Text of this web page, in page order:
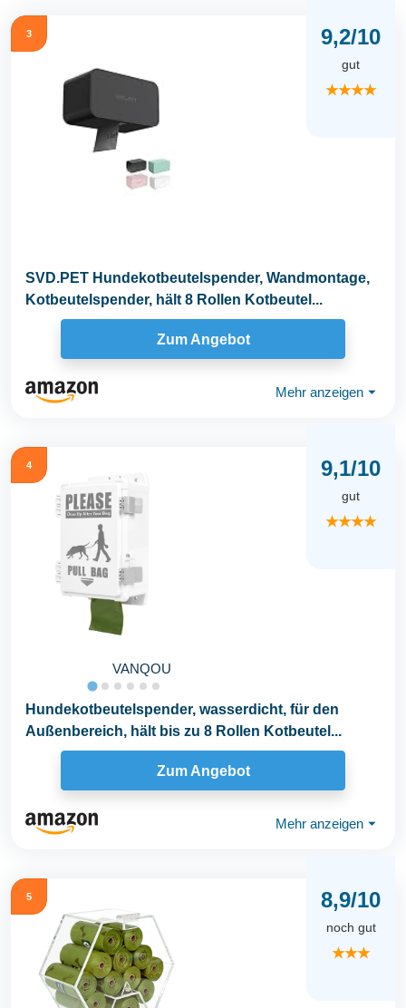
3 9,2/10
gut
★★★★
SVD.PET Hundekotbeutelspender, Wandmontage,
Kotbeutelspender, hält 8 Rollen Kotbeutel...
Zum Angebot
Mehr anzeigen ⏷
4
VANQOU
9,1/10
gut
★★★★
Hundekotbeutelspender, wasserdicht, für den
Außenbereich, hält bis zu 8 Rollen Kotbeutel...
Zum Angebot
Mehr anzeigen ⏷
5 8,9/10
noch gut
★★★